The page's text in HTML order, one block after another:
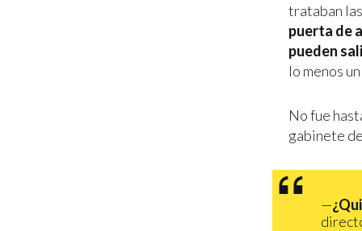
trataban
puerta de
pueden
lo menos
No fue
gabinete
—